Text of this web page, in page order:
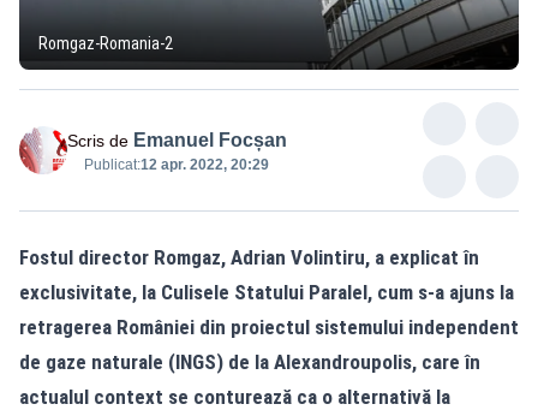
Romgaz-Romania-2
Scris de Emanuel Focșan
Publicat:12 apr. 2022, 20:29
Fostul director Romgaz, Adrian Volintiru, a explicat în
exclusivitate, la Culisele Statului Paralel, cum s-a ajuns la
retragerea României din proiectul sistemului independent
de gaze naturale (INGS) de la Alexandroupolis, care în
actualul context se conturează ca o alternativă la